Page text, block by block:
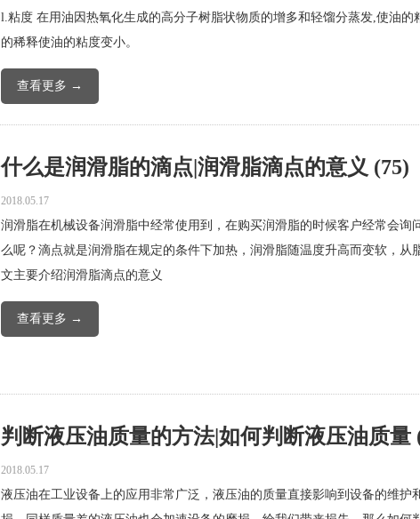
l.粘度 在用油因热氧化生成的高分子树脂状物质的增多和轻馏分蒸发,使油
的稀释使油的粘度变小。
查看更多 →
什么是润滑脂的滴点|润滑脂滴点的意义 (75)
2018.05.17
润滑脂在机械设备润滑脂中经常使用到，在购买润滑脂的时候客户经常会询
么呢？滴点就是润滑脂在规定的条件下加热，润滑脂随温度升高而变软，从
文主要介绍润滑脂滴点的意义
查看更多 →
判断液压油质量的方法|如何判断液压油质量
2018.05.17
液压油在工业设备上的应用非常广泛，液压油的质量直接影响到设备的维护